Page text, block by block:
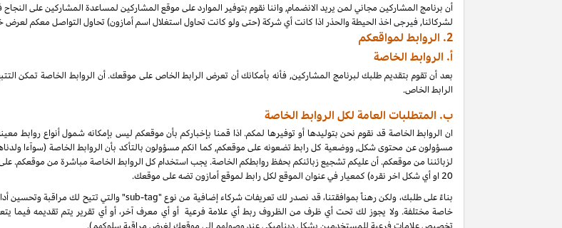
أن برنامج المشاركين مجاني لمن يريد الانضمام, واننا نقوم بتوفير الموارد على موقع المشاركين لمساعدة المشاركين على
لشركائنا, فيرجى اخذ الحيطة والحذر اذا كانت أي شركة (حتى ولو كانت تحاول استغلال اسم أمازون) تحاول التواصل معكم
2. الروابط لمواقعكم
أ. الروابط الخاصة
بعد أن تقوم بتقديم طلبك لبرنامج المشاركين, فأنه بأمكانك أن تعرض الرابط الخاص على موقعك. أن الروابط الخاصة
الرابط الخاص.
ب. المتطلبات العامة لكل الروابط الخاصة
ان الروابط الخاصة قد نقوم نحن بتوليدها أو توفيرها لمكم. اذا قمنا بإخباركم بأن موقعكم ليس بإمكانه شمول أنواع روابط
مسؤولون عن محتوى شكل, ووضعية كل رابط تضعونه على موقعكم, كما انكم مسؤولون بالتأكد بأن الروابط الخاصة (سوآءا
لزبائننا من موقعكم. أن عليكم تشجيع زبائنكم بحفظ روابطكم الخاصة. يجب استخدام كل الروابط الخاصة مباشرة من
20 او أي شكل اخر نقره) كمعيار في عنوان الموقع لكل رابط لموقع أمازون تضه على موقعك.
خاصة مختلفة. ولا يجوز لك تحت أي ظرف من الظروف ربط أي علامة فرعية أو أي معرف آخر، أو أي تقرير يتم تقديمه فيما